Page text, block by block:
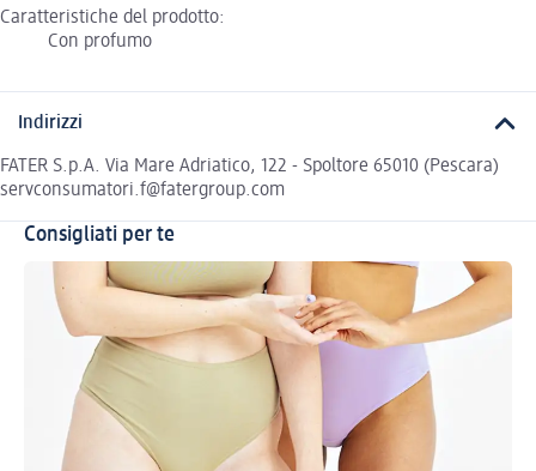
Caratteristiche del prodotto:
Con profumo
Indirizzi
FATER S.p.A. Via Mare Adriatico, 122 - Spoltore 65010 (Pescara)
servconsumatori.f@fatergroup.com
Consigliati per te